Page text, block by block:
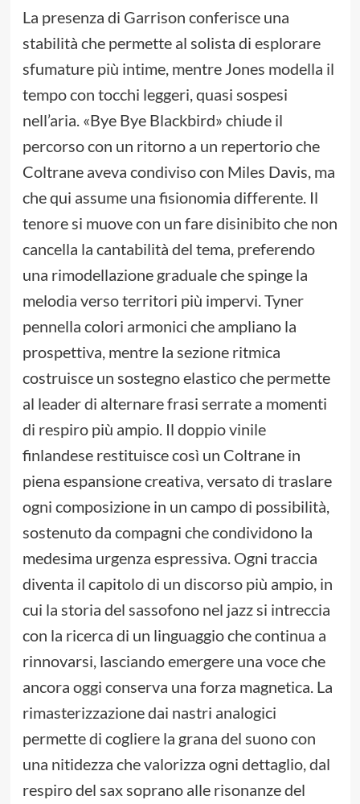
La presenza di Garrison conferisce una
stabilità che permette al solista di esplorare
sfumature più intime, mentre Jones modella il
tempo con tocchi leggeri, quasi sospesi
nell’aria. «Bye Bye Blackbird» chiude il
percorso con un ritorno a un repertorio che
Coltrane aveva condiviso con Miles Davis, ma
che qui assume una fisionomia differente. Il
tenore si muove con un fare disinibito che non
cancella la cantabilità del tema, preferendo
una rimodellazione graduale che spinge la
melodia verso territori più impervi. Tyner
pennella colori armonici che ampliano la
prospettiva, mentre la sezione ritmica
costruisce un sostegno elastico che permette
al leader di alternare frasi serrate a momenti
di respiro più ampio. Il doppio vinile
finlandese restituisce così un Coltrane in
piena espansione creativa, versato di traslare
ogni composizione in un campo di possibilità,
sostenuto da compagni che condividono la
medesima urgenza espressiva. Ogni traccia
diventa il capitolo di un discorso più ampio, in
cui la storia del sassofono nel jazz si intreccia
con la ricerca di un linguaggio che continua a
rinnovarsi, lasciando emergere una voce che
ancora oggi conserva una forza magnetica. La
rimasterizzazione dai nastri analogici
permette di cogliere la grana del suono con
una nitidezza che valorizza ogni dettaglio, dal
respiro del sax soprano alle risonanze del